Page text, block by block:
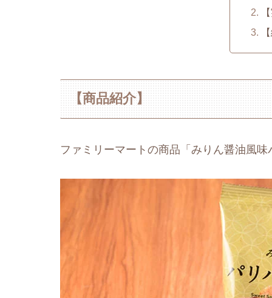
【商品紹介】
ファミリーマートの商品「みりん醤油風